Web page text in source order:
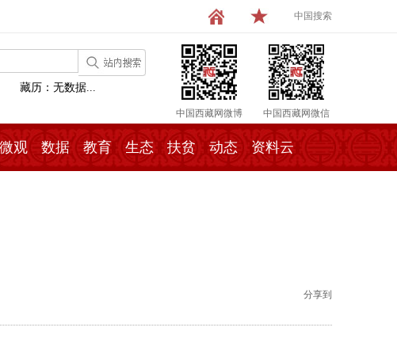
中国搜索
中国西藏网微博 中国西藏网微信
藏历：无数据...
微观 数据 教育 生态 扶贫 动态 资料云
分享到